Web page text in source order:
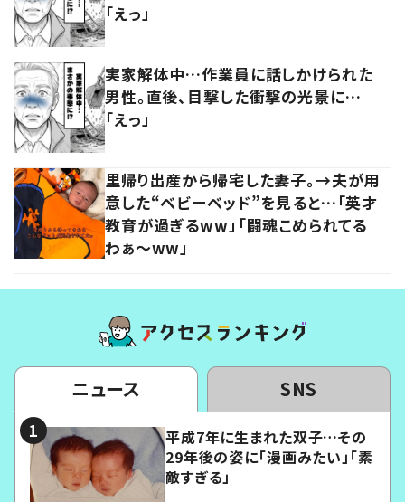
「えっ」
実家解体中…作業員に話しかけられた
男性。直後、目撃した衝撃の光景に…
「えっ」
里帰り出産から帰宅した妻子。→夫が用
意した“ベビーベッド”を見ると…「英才
教育が過ぎるww」「闘魂こめられてる
わぁ～ww」
ニュース SNS
平成7年に生まれた双子…その
29年後の姿に「漫画みたい」「素
敵すぎる」